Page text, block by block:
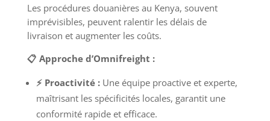
Les procédures douanières au Kenya, souvent
imprévisibles, peuvent ralentir les délais de
livraison et augmenter les coûts.
📋 Approche d’Omnifreight :
⚡ Proactivité :Une équipe proactive et experte,
maîtrisant les spécificités locales, garantit une
conformité rapide et efficace.